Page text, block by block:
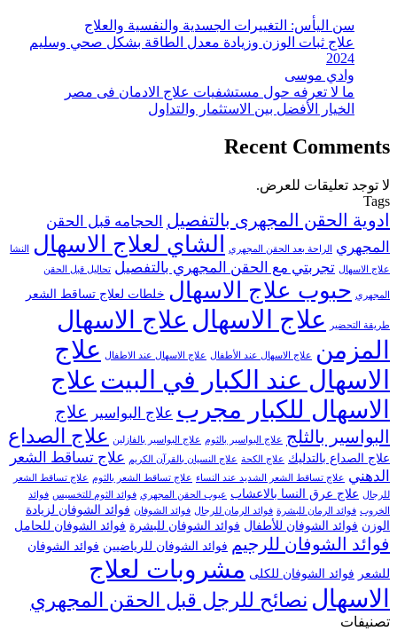
سن اليأس: التغييرات الجسدية والنفسية والعلاج
علاج ثبات الوزن وزيادة معدل الطاقة بشكل صحي وسليم
2024
وادي موسى
ما لا تعرفه حول مستشفيات علاج الادمان فى مصر
الخيار الأفضل بين الاستثمار والتداول
Recent Comments
لا توجد تعليقات للعرض.
Tags
ادوية الحقن المجهرى بالتفصيل الحجامه قبل الحقن
المجهري
الراحة بعد الحقن المجهري الشاي لعلاج الاسهال النشا
علاج الاسهال تجربتي مع الحقن المجهري بالتفصيل تحاليل قبل الحقن
المجهري حبوب علاج الاسهال خلطات لعلاج تساقط الشعر
طريقة التحضير علاج الاسهال علاج الاسهال
المزمن
علاج الاسهال عند الأطفال علاج الاسهال عند الاطفال علاج
الاسهال عند الكبار في البيت علاج
الاسهال للكبار مجرب علاج البواسير علاج
البواسير بالثلج علاج البواسير بالثوم علاج البواسير بالفازلين علاج الصداع
علاج الصداع بالتدليك علاج الكحة علاج النسيان بالقرآن الكريم علاج تساقط الشعر
الدهني علاج تساقط الشعر الشديد عند النساء علاج تساقط الشعر بالثوم علاج تساقط الشعر
للرجال علاج عرق النسا بالاعشاب عيوب الحقن المجهري فوائد الثوم للتخسيس فوائد
الخروب فوائد الرمان للبشرة فوائد الرمان للرجال فوائد الشوفان فوائد الشوفان لزيادة
الوزن فوائد الشوفان للأطفال فوائد الشوفان للبشرة فوائد الشوفان للحامل
فوائد الشوفان للرجيم فوائد الشوفان للرياضيين فوائد الشوفان
للشعر فوائد الشوفان للكلى مشروبات لعلاج
الاسهال نصائح للرجل قبل الحقن المجهري
تصنيفات